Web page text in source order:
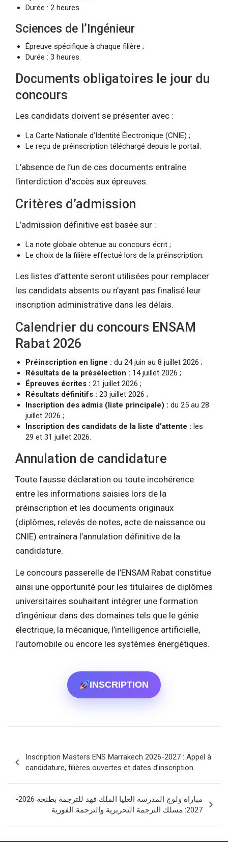
Durée : 2 heures.
Sciences de l’Ingénieur
Épreuve spécifique à chaque filière ;
Durée : 3 heures.
Documents obligatoires le jour du
concours
Les candidats doivent se présenter avec :
La Carte Nationale d’Identité Électronique (CNIE) ;
Le reçu de préinscription téléchargé depuis le portail.
L’absence de l’un de ces documents entraîne
l’interdiction d’accès aux épreuves.
Critères d’admission
L’admission définitive est basée sur :
La note globale obtenue au concours écrit ;
Le choix de la filière effectué lors de la préinscription.
Les listes d’attente seront utilisées pour remplacer
les candidats absents ou n’ayant pas finalisé leur
inscription administrative dans les délais.
Calendrier du concours ENSAM
Rabat 2026
Préinscription en ligne : du 24 juin au 8 juillet 2026 ;
Résultats de la présélection : 14 juillet 2026 ;
Épreuves écrites : 21 juillet 2026 ;
Résultats définitifs : 23 juillet 2026 ;
Inscription des admis (liste principale) : du 25 au 28
juillet 2026 ;
Inscription des candidats de la liste d’attente : les
29 et 31 juillet 2026.
Annulation de candidature
Toute fausse déclaration ou toute incohérence
entre les informations saisies lors de la
préinscription et les documents originaux
(diplômes, relevés de notes, acte de naissance ou
CNIE) entraînera l’annulation définitive de la
candidature.
Le concours passerelle de l’ENSAM Rabat constitue
ainsi une opportunité pour les titulaires de diplômes
universitaires souhaitant intégrer une formation
d’ingénieur dans des domaines tels que le génie
électrique, la mécanique, l’intelligence artificielle,
l’automobile ou encore les systèmes énergétiques.
INSCRIPTION
de
l’article
Inscription Masters ENS Marrakech 2026-2027 : Appel à
candidature, filières ouvertes et dates d’inscription
مباراة ولوج المدرسة العليا الملك فهد للترجمة بطنجة 2026-
2027: مسلك الترجمة التحريرية والترجمة الفورية